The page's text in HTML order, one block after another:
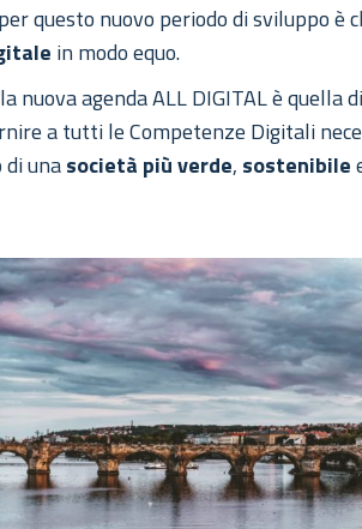
questo nuovo periodo di sviluppo è
in modo equo.
nuova agenda ALL DIGITAL è quella
a tutti le Competenze Digitali
unasocietà più verde, sostenibile